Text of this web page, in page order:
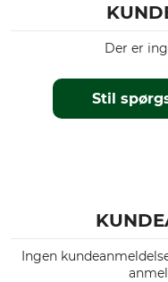
Stil
Der er
Ingen